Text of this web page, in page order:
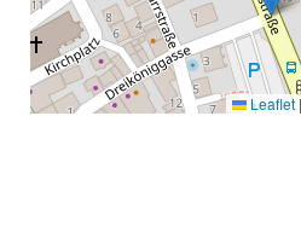
Leaflet |